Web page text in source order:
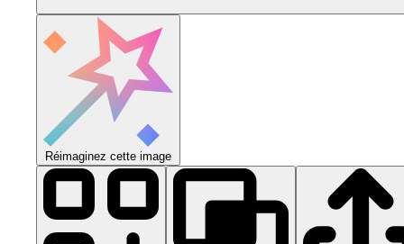
Réimaginez cette image